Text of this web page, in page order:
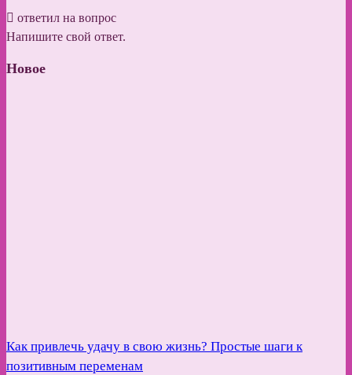
ответил на вопрос
Напишите свой ответ.
Новое
Как привлечь удачу в свою жизнь? Простые шаги к
позитивным переменам